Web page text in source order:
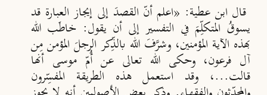
قال ابن عطية: «اعلم أن القصدَ إلى إيجاز العبارة قد
يسوقُ المتكلّم َ في التفسير إلى أن يقول: خاطَب الله
بهذه الآية المؤمنين، وشرَفَ الله بالذِكر الرجلَ المؤمن مِن
آل فرعون، وحكى الله تعالى عن أُم موسى أنها
قالت...، وقد استعمل هذه الطريقة المفسِّرون